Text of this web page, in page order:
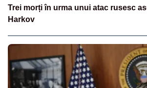
Trei morți în urma unui atac rusesc
Harkov